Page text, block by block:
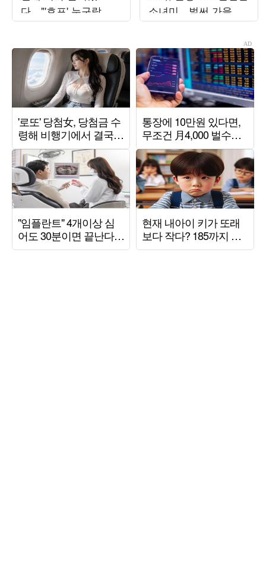
다…"'호프' 누구랑 봤
는지 들은 게 있어" 추
소녀미…벌써 가을 준
비 들어갔나